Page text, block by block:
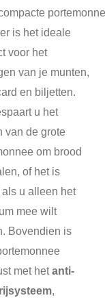
is het ideale
voor het
van je munten,
en biljetten.
u het
van de grote
om brood
of het is
u alleen het
mee wilt
Bovendien is
met hetanti-
,